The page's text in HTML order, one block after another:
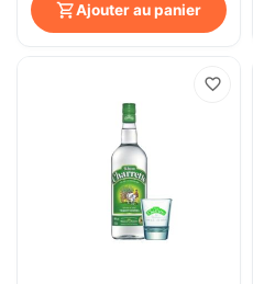
Ajouter au panier